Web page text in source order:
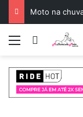
Moto na
Menu Entrar